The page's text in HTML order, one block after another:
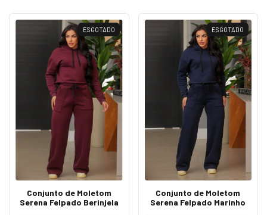
ESGOTADO
Conjunto de Moletom
Serena Felpado Berinjela
ESGOTADO
Conjunto de Moletom
Serena Felpado Marinho